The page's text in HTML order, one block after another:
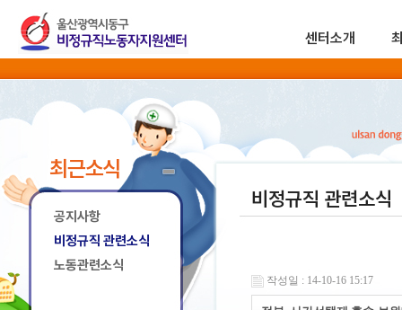
센터소개
최근소식
공지사항
비정규직 관련소식
노동관련소식
비정규직 관련소식
작성일 : 14-10-16 15:17